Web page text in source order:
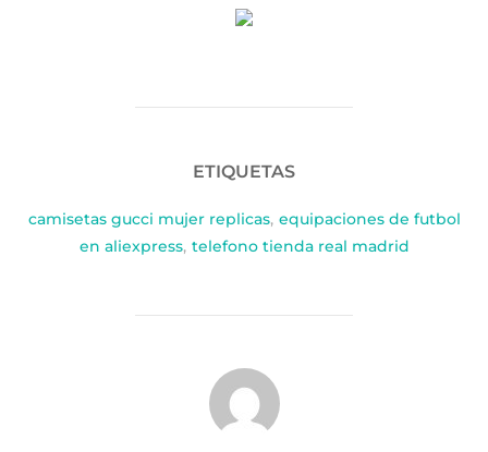
ETIQUETAS
camisetas gucci mujer replicas, equipaciones de futbol
en aliexpress, telefono tienda real madrid
AUTOR DE LA PUBLICACIÓN